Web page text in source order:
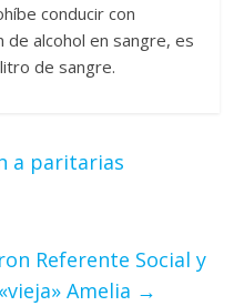
conducir con
de alcohol en sangre, es
de sangre.
a paritarias
Referente Social y
Amelia →